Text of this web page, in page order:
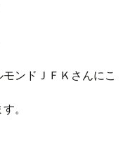
ンドＪＦＫさんにこ
。